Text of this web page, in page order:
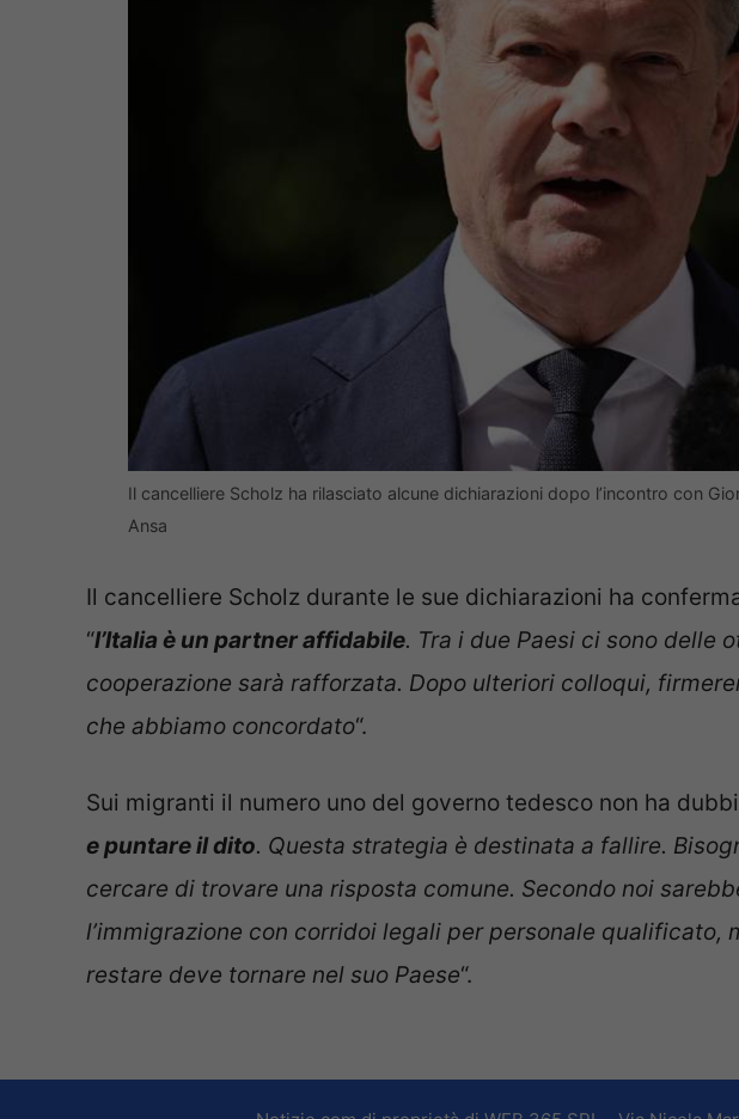
Il cancelliere Scholz ha rilasciato alcune dichiarazioni dopo l’incontro con
Ansa
Il cancelliere Scholz durante le sue dichiarazioni ha
“l’Italia è un partner affidabile. Tra i due Paesi ci sono delle
cooperazione sarà rafforzata. Dopo ulteriori colloqui,
che abbiamo concordato“.
Sui migranti il numero uno del governo tedesco non ha
e puntare il dito. Questa strategia è destinata a fallire.
cercare di trovare una risposta comune. Secondo noi
l’immigrazione con corridoi legali per personale qualificato,
restare deve tornare nel suo Paese“.